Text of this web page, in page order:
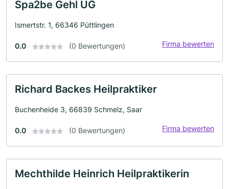
Spa2be Gehl UG
Ismertstr. 1, 66346 Püttlingen
0.0 (0 Bewertungen) Firma bewerten
Richard Backes Heilpraktiker
Buchenheide 3, 66839 Schmelz, Saar
0.0 (0 Bewertungen) Firma bewerten
Mechthilde Heinrich Heilpraktikerin